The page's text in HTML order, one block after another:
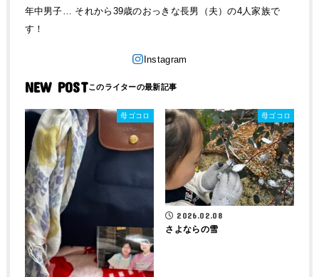
年中男子… それから39歳のおっきな長男（夫）の4人家族で
す！
NEW POST
母ゴコロ 母ゴコロ
2026.02.08
さよならの雪